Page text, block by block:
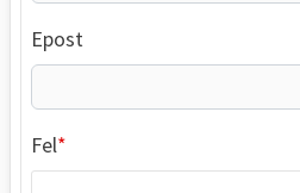
Epost
Fel